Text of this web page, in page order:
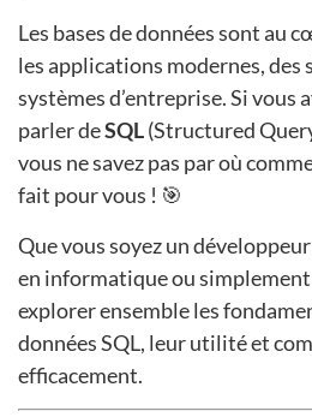
Les bases de données sont au
les applications modernes, des
systèmes d’entreprise. Si vous
parler deSQL(Structured
vous ne savez pas par où
fait pour vous ! 🎯
Que vous soyez un
en informatique ou
explorer ensemble les
données SQL, leur utilité et
efficacement.